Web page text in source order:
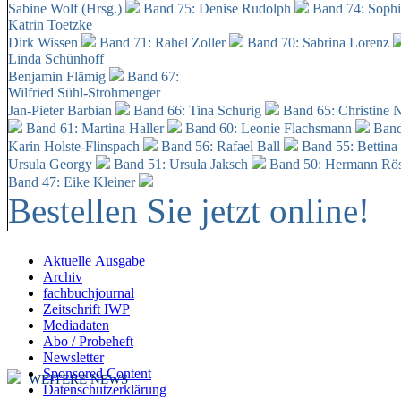
Sabine Wolf (Hrsg.)
Band 75: Denise Rudolph
Band 74:
Katrin Toetzke
Dirk Wissen
Band 71: Rahel Zoller
Band 70: Sabrina Lorenz
Linda Schünhoff
Benjamin Flämig
Band 67:
Wilfried Sühl-Strohmenger
Jan-Pieter Barbian
Band 66: Tina Schurig
Band 65: Christine
Band 61: Martina Haller
Band 60: Leonie Flachsmann
Karin Holste-Flinspach
Band 56: Rafael Ball
Band 55:
Ursula Georgy
Band 51: Ursula Jaksch Band 50: Hermann
Band 47: Eike Kleiner
Bestellen Sie jetzt online!
Aktuelle Ausgabe
Archiv
fachbuchjournal
Zeitschrift IWP
Mediadaten
Abo / Probeheft
Newsletter
Sponsored Content
Datenschutzerklärung
WEITERE NEWS